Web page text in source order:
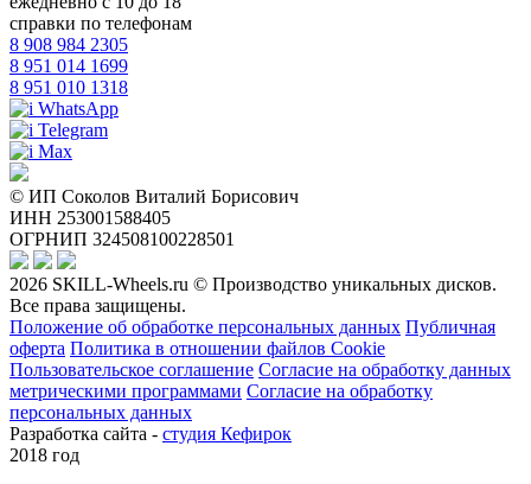
справки по телефонам
8 908 984 2305
8 951 014 1699
8 951 010 1318
WhatsApp
Telegram
Max
© ИП Соколов Виталий Борисович
ИНН 253001588405
ОГРНИП 324508100228501
2026 SKILL-Wheels.ru © Производство уникальных дисков.
Все права защищены.
Положение об обработке персональных данных Публичная
оферта Политика в отношении файлов Cookie
Пользовательское соглашение Согласие на обработку данных
метрическими программами Согласие на обработку
персональных данных
Разработка сайта - студия Кефирок
2018 год